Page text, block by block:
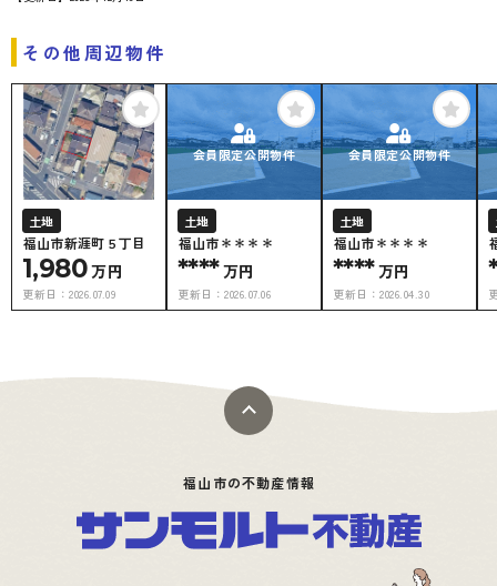
その他周辺物件
土地
福山市新涯町５丁目
1,980万円
更新日： 2026.07.09
会員限定公開物件
土地
福山市＊＊＊＊
****万円
更新日： 2026.07.06
会員限定公開物件
土地
福山市＊＊＊＊
****万円
更新日： 2026.04.30
福山市の不動産情報